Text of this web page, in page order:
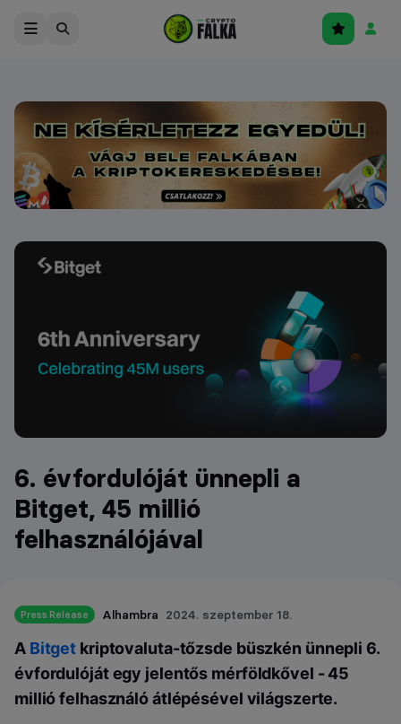
6. évfordulóját ünnepli a
Bitget, 45 millió
felhasználójával
Press Release Alhambra 2024. szeptember 18.
A Bitget kriptovaluta-tőzsde büszkén ünnepli 6.
évfordulóját egy jelentős mérföldkővel - 45
millió felhasználó átlépésével világszerte.